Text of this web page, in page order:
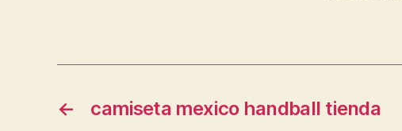
← camiseta mexico handball tienda